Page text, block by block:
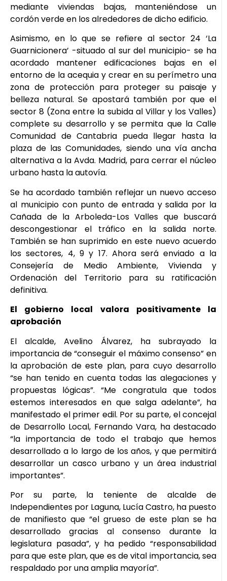
mediante viviendas bajas, manteniéndose un
cordón verde en los alrededores de dicho edificio.
Asimismo, en lo que se refiere al sector 24 ‘La
Guarnicionera’ -situado al sur del municipio- se ha
acordado mantener edificaciones bajas en el
entorno de la acequia y crear en su perímetro una
zona de protección para proteger su paisaje y
belleza natural. Se apostará también por que el
sector 8 (Zona entre la subida al Villar y los Valles)
complete su desarrollo y se permita que la Calle
Comunidad de Cantabria pueda llegar hasta la
plaza de las Comunidades, siendo una vía ancha
alternativa a la Avda. Madrid, para cerrar el núcleo
urbano hasta la autovía.
Se ha acordado también reflejar un nuevo acceso
al municipio con punto de entrada y salida por la
Cañada de la Arboleda-Los Valles que buscará
descongestionar el tráfico en la salida norte.
También se han suprimido en este nuevo acuerdo
los sectores, 4, 9 y 17. Ahora será enviado a la
Consejería de Medio Ambiente, Vivienda y
Ordenación del Territorio para su ratificación
definitiva.
El gobierno local valora positivamente la
aprobación
El alcalde, Avelino Álvarez, ha subrayado la
importancia de “conseguir el máximo consenso” en
la aprobación de este plan, para cuyo desarrollo
“se han tenido en cuenta todas las alegaciones y
propuestas lógicas”. “Me congratula que todos
estemos interesados en que salga adelante”, ha
manifestado el primer edil. Por su parte, el concejal
de Desarrollo Local, Fernando Vara, ha destacado
“la importancia de todo el trabajo que hemos
desarrollado a lo largo de los años, y que permitirá
desarrollar un casco urbano y un área industrial
importantes”.
Por su parte, la teniente de alcalde de
Independientes por Laguna, Lucía Castro, ha puesto
de manifiesto que “el grueso de este plan se ha
desarrollado gracias al consenso durante la
legislatura pasada”, y ha pedido “responsabilidad
para que este plan, que es de vital importancia, sea
respaldado por una amplia mayoría”.